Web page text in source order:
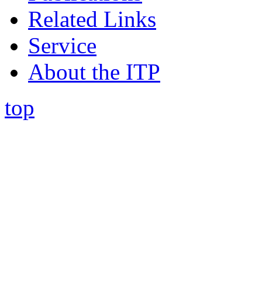
Related Links
Service
About the ITP
top